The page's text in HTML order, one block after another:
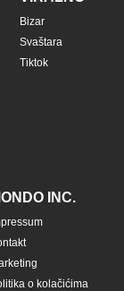
Bizar
Svaštara
Tiktok
INC.
o kolačićima